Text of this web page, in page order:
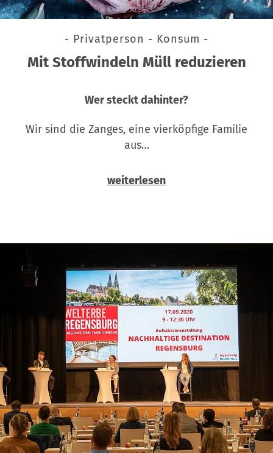
- Privatperson - Konsum -
Mit Stoffwindeln Müll reduzieren
Wer steckt dahinter?
Wir sind die Zanges, eine vierköpfige Familie
aus…
weiterlesen